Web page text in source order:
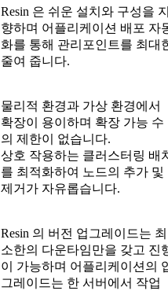
Resin 은 쉬운 설치와 구성을
향하며 어플리케이션 배포 자
화를 통해 관리포인트를 최대
줄여 줍니다.
물리적 환경과 가상 환경에서
확장이 용이하며 확장 가능 수
의 제한이 없습니다.
상호 작용하는 클러스터링 배
를 최적화하여 노드의 추가 및
제거가 자유롭습니다.
Resin 의 버전 업그레이드는 최
소한의 다운타임만을 갖고 진
이 가능하며 어플리케이션의
그레이드는 한 서버에서 작업